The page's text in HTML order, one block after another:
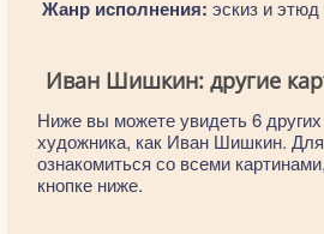
Жанр исполнения: эскиз и этюд
Иван Шишкин: другие
Ниже вы можете увидеть 6 других
художника, как Иван Шишкин. Для
ознакомиться со всеми
кнопке ниже.